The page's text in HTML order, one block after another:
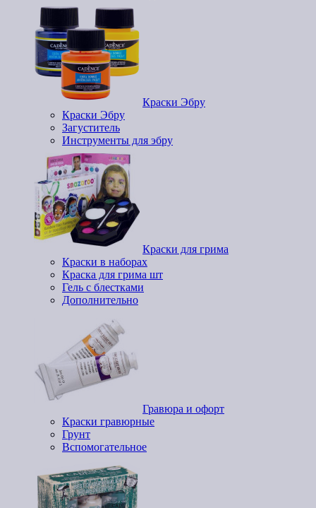
Краски Эбру
Краски Эбру
Загуститель
Инструменты для эбру
Краски для грима
Краски в наборах
Краска для грима шт
Гель с блестками
Дополнительно
Гравюра и офорт
Краски гравюрные
Грунт
Вспомогательное